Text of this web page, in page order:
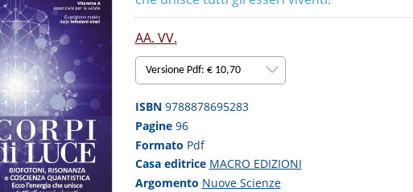
AA. VV.
Versione Pdf: € 10,70
ISBN 9788878695283
Pagine 96
Formato Pdf
Casa editrice MACRO EDIZIONI
Argomento Nuove Scienze